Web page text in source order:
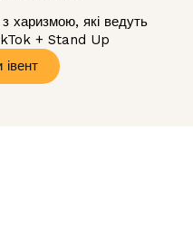
харизмою, які ведуть
+ Stand Up